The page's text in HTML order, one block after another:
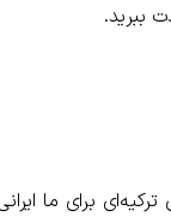
ببرید.
برای ما